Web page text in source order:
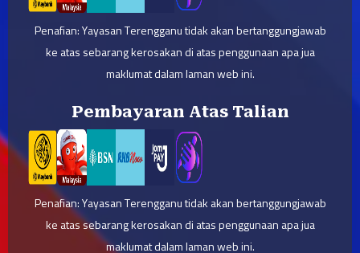
Penafian: Yayasan Terengganu tidak akan bertanggungjawab
ke atas sebarang kerosakan di atas penggunaan apa jua
maklumat dalam laman web ini.
Pembayaran Atas Talian
Penafian: Yayasan Terengganu tidak akan bertanggungjawab
ke atas sebarang kerosakan di atas penggunaan apa jua
maklumat dalam laman web ini.